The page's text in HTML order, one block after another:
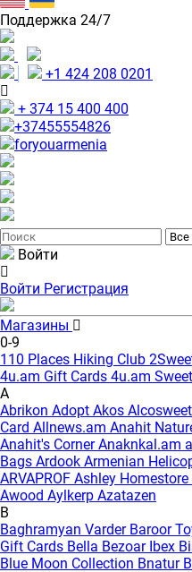
Поддержка 24/7
+1 424 208 0201
+ 374 15 400 400
+37455554826
foryouarmenia
Войти
Войти Регистрация
Магазины
0-9
110 Places Hiking Club
4u.am Gift Cards 4u.am
A
Abrikon Adopt Akos Alcosweet
Card Allnews.am Anahit
Anahit's CornerAnaknkal.am
Bags Ardook Armenian
ARVAPROF Ashley Homestore
Awood Aylkerp Azatazen
B
Baghramyan Varder Baroor
Gift Cards Bella Bezoar Ibex
Blue Moon Collection Bnatur